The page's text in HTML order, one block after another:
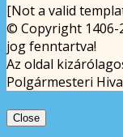
[Not a valid
© Copyright 1406-
jog fenntartva!
Az oldal
Polgármesteri
Close